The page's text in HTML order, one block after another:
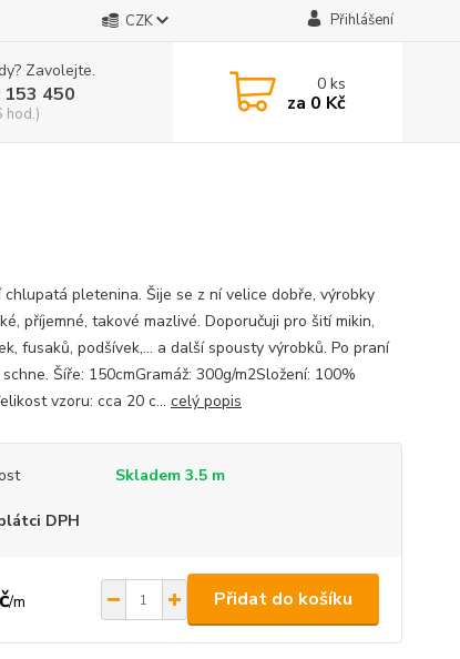
CZK Přihlášení
Zavolejte.
450
hod.)
0ks
za 0 Kč
chlupatá pletenina. Šije se z ní velice dobře, výrobky
příjemné, takové mazlivé. Doporučuji pro šití mikin,
fusaků, podšívek,... a další spousty výrobků. Po praní
Šíře: 150cmGramáž: 300g/m2Složení: 100%
vzoru: cca 20 c... celý popis
Skladem 3.5 m
DPH
/m Přidat do košíku